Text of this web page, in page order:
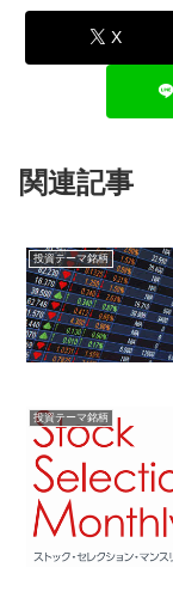
X
関連記事
投資テーマ銘柄
投資テーマ銘柄